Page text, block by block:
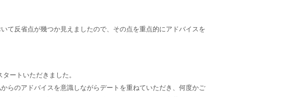
て反省点が幾つか見えましたので、その点を重点的にアドバイスを
ートいただきました。
らのアドバイスを意識しながらデートを重ねていただき、何度かご